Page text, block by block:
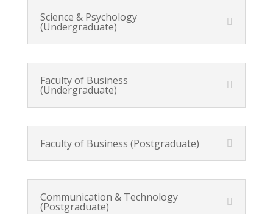
Science & Psychology
(Undergraduate)
Faculty of Business
(Undergraduate)
Faculty of Business (Postgraduate)
Communication & Technology
(Postgraduate)